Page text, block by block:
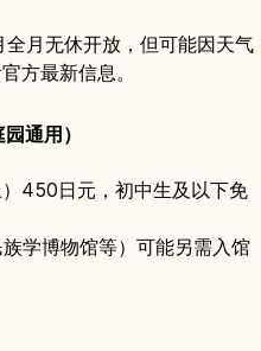
月无休开放，但可能因天气
方最新信息。
通用）
450日元，初中生及以下免
学博物馆等）可能另需入馆